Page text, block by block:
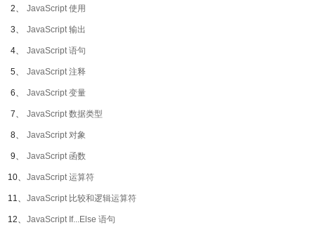
2、 JavaScript 使用
3、 JavaScript 输出
4、 JavaScript 语句
5、 JavaScript 注释
6、 JavaScript 变量
7、 JavaScript 数据类型
8、 JavaScript 对象
9、 JavaScript 函数
10、 JavaScript 运算符
11、 JavaScript 比较和逻辑运算符
12、 JavaScript If...Else 语句